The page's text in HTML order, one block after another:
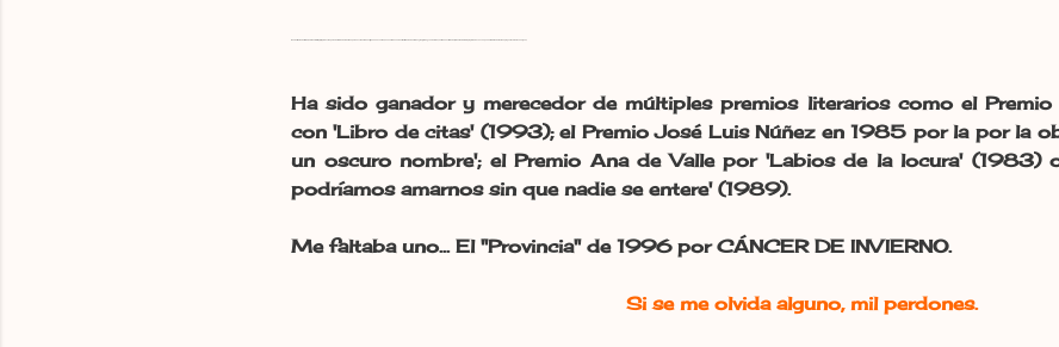
Ha sido ganador y merecedor de múltiples premios literarios como el
con 'Libro de citas' (1993); el Premio José Luis Núñez en 1985 por la por la
un oscuro nombre'; el Premio Ana de Valle por 'Labios de la locura' (1983)
podríamos amarnos sin que nadie se entere' (1989).
Me faltaba uno... El "Provincia" de 1996 por CÁNCER DE INVIERNO.
Si se me olvida alguno, mil perdones.